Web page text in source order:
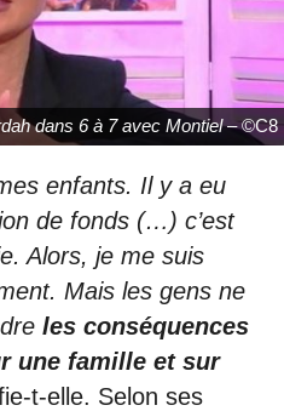
dans 6 à 7 avec Montiel– ©C8
enfants. Il y a eu
de fonds (…) c’est
Alors, je me suis
Mais les gens ne
les conséquences
une famille et sur
t-elle. Selon ses